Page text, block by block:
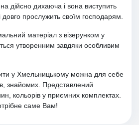
дійсно дихаюча і вона виступить
прослужить своїм господарям.
матеріал з візерунком у
утворенним завдяки особливим
у Хмельницькому можна для себе
знайомих. Представлений
кольорів у приємних комплектах.
саме Вам!